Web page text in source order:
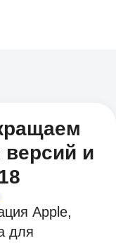
и
Apple,
для